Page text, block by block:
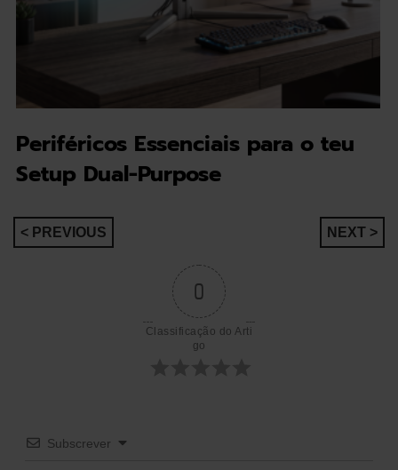
Periféricos Essenciais para o teu
Setup Dual-Purpose
Navegação
< PREVIOUS NEXT >
0
Classificação do Arti
go
Subscrever